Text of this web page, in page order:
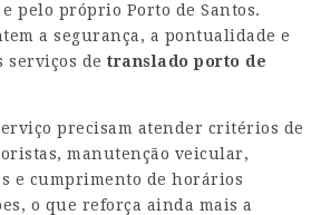
e pelo próprio Porto de Santos.
a segurança, a pontualidade e
serviços de translado porto de
precisam atender critérios de
manutenção veicular,
e cumprimento de horários
o que reforça ainda mais a